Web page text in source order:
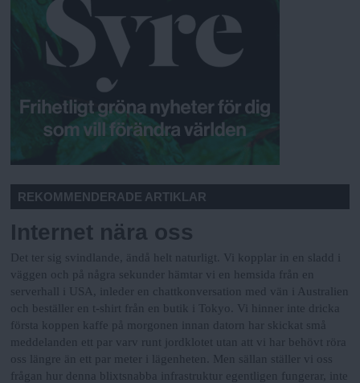
REKOMMENDERADE ARTIKLAR
Internet nära oss
Det ter sig svindlande, ändå helt naturligt. Vi kopplar in en sladd i
väggen och på några sekunder hämtar vi en hemsida från en
serverhall i USA, inleder en chattkonversation med vän i Australien
och beställer en t-shirt från en butik i Tokyo. Vi hinner inte dricka
första koppen kaffe på morgonen innan datorn har skickat små
meddelanden ett par varv runt jordklotet utan att vi har behövt röra
oss längre än ett par meter i lägenheten. Men sällan ställer vi oss
frågan hur denna blixtsnabba infrastruktur egentligen fungerar, inte